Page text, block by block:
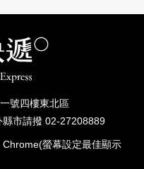
號四樓東北區
市請撥 02-27208889
螢幕設定最佳顯示